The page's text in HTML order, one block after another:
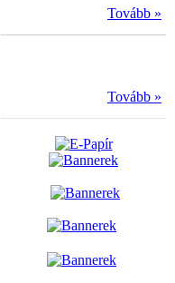
Tovább »
Tovább »